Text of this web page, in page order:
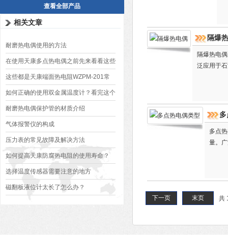
查看全部产品
相关文章
耐磨热电偶使用的方法
在使用天康多点热电偶之前先来看看这些
吧
这些都是天康端面热电阻WZPM-201常
见的困扰
如何正确的使用双金属温度计？看完这个
就知道了！
耐磨热电偶保护管的材质介绍
气体报警仪的构成
压力表的常见故障及解决方法
如何提高天康防腐热电阻的使用寿命？
选择温度传感器需要注意的地方
磁翻板液位计太长了怎么办？
隔爆
隔爆热电
泛应用于
多点
量。
共
下一页 末页